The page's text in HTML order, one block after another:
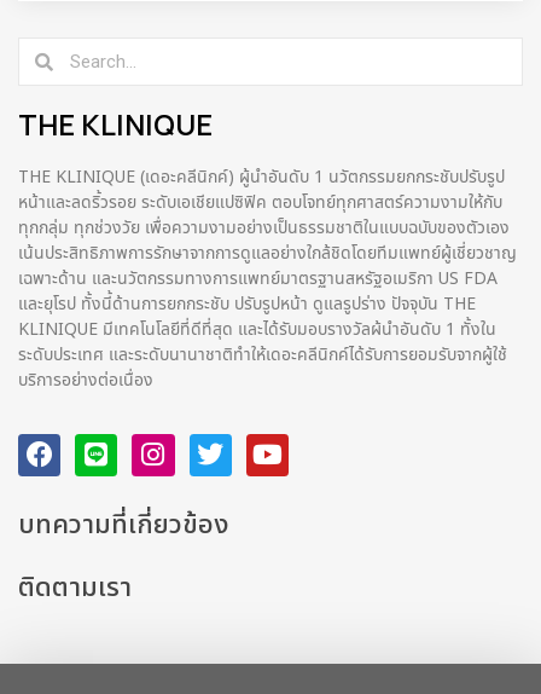
THE KLINIQUE
THE KLINIQUE (เดอะคลีนิกค์) ผู้นำอันดับ 1 นวัตกรรมยกกระชับปรับรูป
หน้าและลดริ้วรอย ระดับเอเชียแปซิฟิค ตอบโจทย์ทุกศาสตร์ความงามให้กับ
ทุกกลุ่ม ทุกช่วงวัย เพื่อความงามอย่างเป็นธรรมชาติในแบบฉบับของตัวเอง
เน้นประสิทธิภาพการรักษาจากการดูแลอย่างใกล้ชิดโดยทีมแพทย์ผู้เชี่ยวชาญ
เฉพาะด้าน และนวัตกรรมทางการแพทย์มาตรฐานสหรัฐอเมริกา US FDA
และยุโรป ทั้งนี้ด้านการยกกระชับ ปรับรูปหน้า ดูแลรูปร่าง ปัจจุบัน THE
KLINIQUE มีเทคโนโลยีที่ดีที่สุด และได้รับมอบรางวัลผ้นำอันดับ 1 ทั้งใน
ระดับประเทศ และระดับนานาชาติทําให้เดอะคลีนิกค์ได้รับการยอมรับจากผู้ใช้
บริการอย่างต่อเนื่อง
บทความที่เกี่ยวข้อง
ติดตามเรา